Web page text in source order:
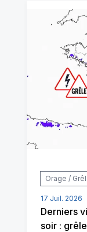
Orage /
17 Juil. 2026
Derniers
soir :